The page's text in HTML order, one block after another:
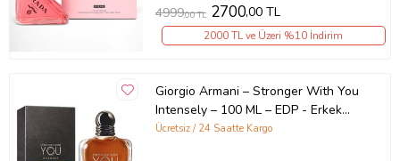
4999,00 TL 2700,00 TL
2000 TL ve Üzeri %10 İndirim
Giorgio Armani – Stronger With You
Intensely – 100 ML – EDP - Erkek
parfümü
Ücretsiz / 24 Saatte Kargo